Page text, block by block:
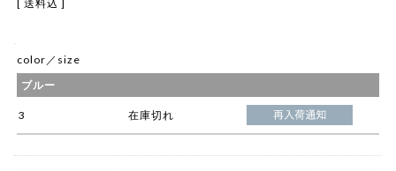
[ 送料込 ]
color／size
ブルー
3 在庫切れ